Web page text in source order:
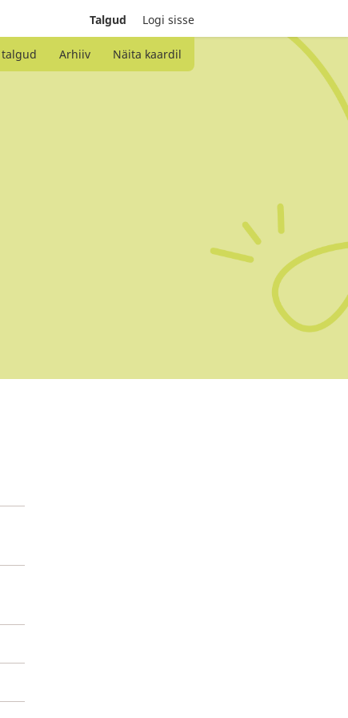
Talgud Logi sisse
talgud Arhiiv Näita kaardil